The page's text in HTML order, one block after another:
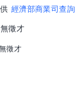
經濟部商業司查詢
徵才
徵才